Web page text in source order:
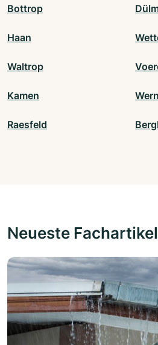
Bottrop
Haan
Waltrop
Kamen
Raesfeld
Neueste Fachartikel